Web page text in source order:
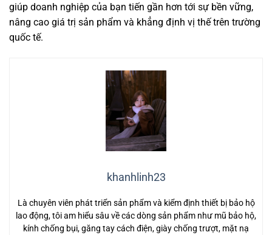
giúp doanh nghiệp của bạn tiến gần hơn tới sự bền vững,
nâng cao giá trị sản phẩm và khẳng định vị thế trên trường
quốc tế.
khanhlinh23
Là chuyên viên phát triển sản phẩm và kiểm định thiết bị bảo hộ
lao động, tôi am hiểu sâu về các dòng sản phẩm như mũ bảo hộ,
kính chống bụi, găng tay cách điện, giày chống trượt, mặt nạ